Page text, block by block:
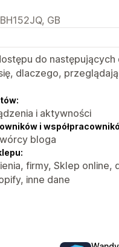
GB
do następujących
dlaczego,
i aktywności
i
bloga
firmy, Sklep online,
inne dane